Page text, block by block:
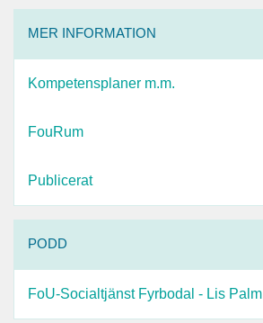
MER INFORMATION
Kompetensplaner m.m.
FouRum
Publicerat
PODD
FoU-Socialtjänst Fyrbodal - Lis Palm